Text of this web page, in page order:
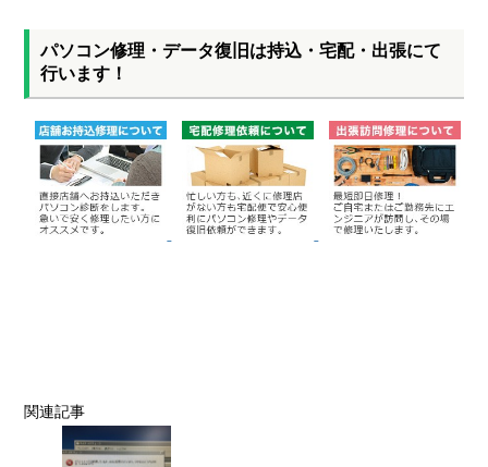
パソコン修理・データ復旧は持込・宅配・出張にて
行います！
関連記事